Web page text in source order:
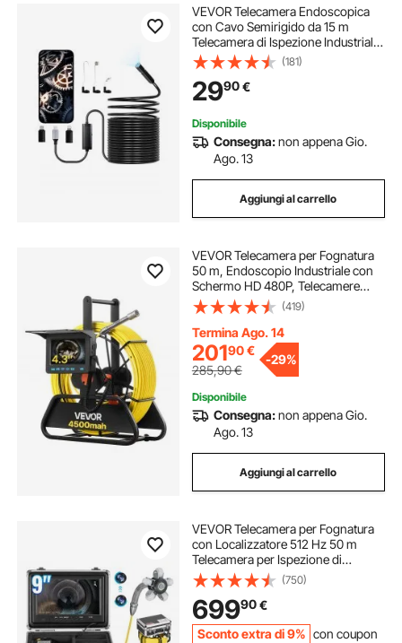
VEVOR Telecamera Endoscopica
con Cavo Semirigido da 15 m
Telecamera di Ispezione Industriale,
Boroscopio HD 1920P, con Luce - 8
LED, Zoom 2X, Impermeabile IP67
per Auto, Cavo Idraulic
(181)
2990€
Disponibile
Consegna:non appena Gio.
Ago. 13
Aggiungi al carrello
VEVOR Telecamera per Fognatura
50 m, Endoscopio Industriale con
Schermo HD 480P, Telecamere
Idrauliche a Serpente Impermeabili
IP68 con 6 LED e Scheda da 16 GB
per Tubi di Condotta Fognaria
(419)
Termina Ago. 14
20190€
285,90€
-29%
Disponibile
Consegna:non appena Gio.
Ago. 13
Aggiungi al carrello
VEVOR Telecamera per Fognatura
con Localizzatore 512 Hz 50 m
Telecamera per Ispezione di
Scarichi Autolivellante con Schermo
HD 1080P 228,6 mm Zoom 36X,
Telecamera Idraulica a Serpente con
Luci-12 LED
(750)
69990€
Sconto extra di 9% con coupon